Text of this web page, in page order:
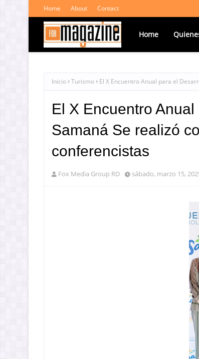
Home About Contact
Home
Inicio Turismo El X Encuentro Anual para el
El X Encuentro
Samaná Se realizó
conferencistas
Fox Media Group RD sábado, marzo 15,